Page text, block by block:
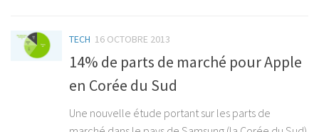
TECH 16 OCTOBRE 2013
14% de parts de marché pour Apple
en Corée du Sud
Une nouvelle étude portant sur les parts de